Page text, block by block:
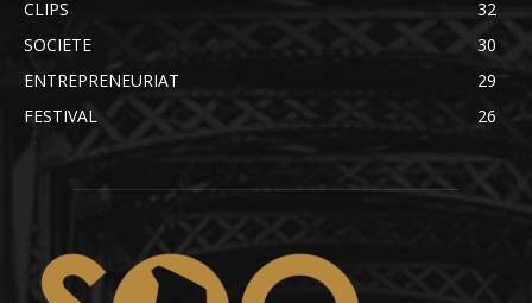
CLIPS
32
SOCIETE
30
ENTREPRENEURIAT
29
FESTIVAL
26